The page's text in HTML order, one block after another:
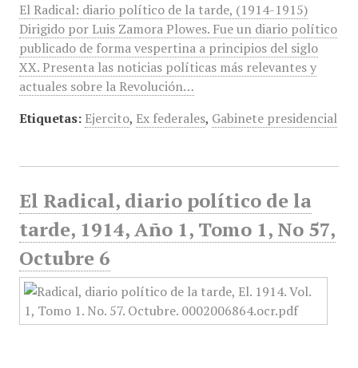
El Radical: diario político de la tarde, (1914-1915)
Dirigido por Luis Zamora Plowes. Fue un diario político
publicado de forma vespertina a principios del siglo
XX. Presenta las noticias políticas más relevantes y
actuales sobre la Revolución…
Etiquetas: Ejercito, Ex federales, Gabinete presidencial
El Radical, diario político de la
tarde, 1914, Año 1, Tomo 1, No 57,
Octubre 6